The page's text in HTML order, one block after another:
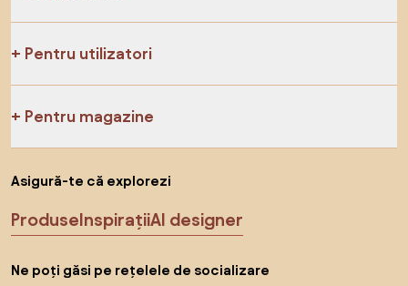
Pentru utilizatori
Pentru magazine
Asigură-te că explorezi
ProduseInspirațiiAI designer
Ne poți găsi pe rețelele de socializare